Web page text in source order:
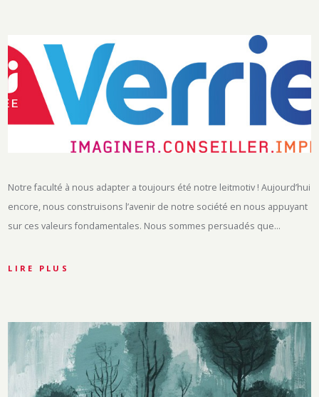
Notre faculté à nous adapter a toujours été notre leitmotiv ! Aujourd’hui
encore, nous construisons l’avenir de notre société en nous appuyant
sur ces valeurs fondamentales. Nous sommes persuadés que…
LIRE PLUS